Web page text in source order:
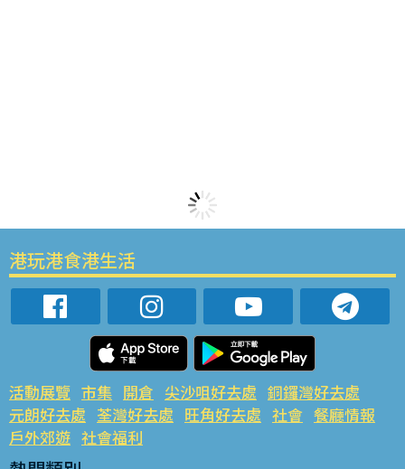
港玩港食港生活
活動展覽 市集 開倉 尖沙咀好去處 銅鑼灣好去處
元朗好去處 荃灣好去處 旺角好去處 社會 餐廳情報
戶外郊遊 社會福利